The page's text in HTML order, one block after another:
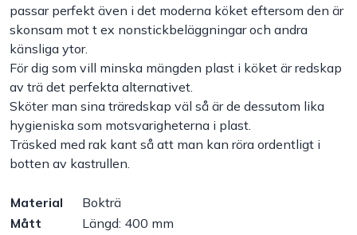
Plåtbyte
Monin
Handla efter bransch
Varumärken
Outlet
passar perfekt även i det moderna köket eftersom den är
skonsam mot t ex nonstickbeläggningar och andra
känsliga ytor.
För dig som vill minska mängden plast i köket är redskap
av trä det perfekta alternativet.
Sköter man sina träredskap väl så är de dessutom lika
hygieniska som motsvarigheterna i plast.
Träsked med rak kant så att man kan röra ordentligt i
botten av kastrullen.
Material
Bokträ
Mått
Längd: 400 mm